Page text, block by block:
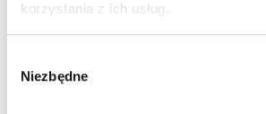
korzystania z ich usług.
zgody
Niezbędne